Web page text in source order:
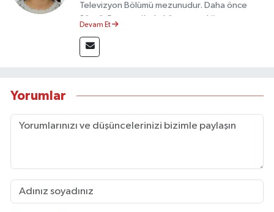
Televizyon Bölümü mezunudur. Daha önce
Sözcü Gazetesi’nde köşe yazarlığı yapmış ve
Devam Et
Yorumlar